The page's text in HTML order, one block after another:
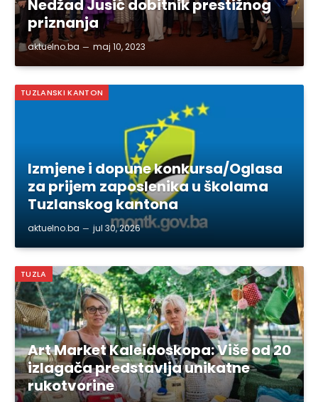
Nedžad Jusić dobitnik prestižnog
priznanja
aktuelno.ba maj 10, 2023
TUZLANSKI KANTON
Izmjene i dopune konkursa/Oglasa
za prijem zaposlenika u školama
Tuzlanskog kantona
aktuelno.ba jul 30, 2026
TUZLA
Art Market Kaleidoskopa: Više od 20
izlagača predstavlja unikatne
rukotvorine